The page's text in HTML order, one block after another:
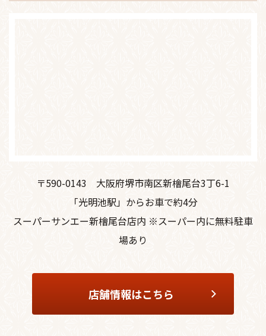
〒590-0143 大阪府堺市南区新檜尾台3丁6-1
「光明池駅」からお車で約4分
スーパーサンエー新檜尾台店内 ※スーパー内に無料駐車
場あり
店舗情報はこちら